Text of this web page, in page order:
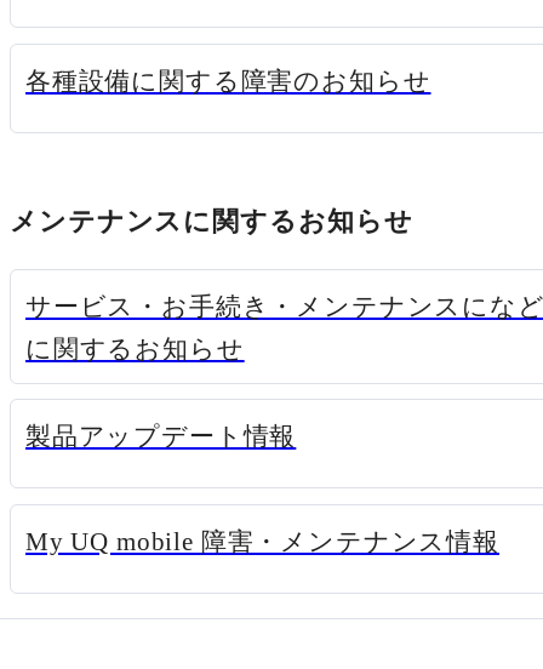
各種設備に関する障害のお知らせ
メンテナンスに関するお知らせ
サービス・お手続き・メンテナンスにな
に関するお知らせ
製品アップデート情報
My UQ mobile 障害・メンテナンス情報